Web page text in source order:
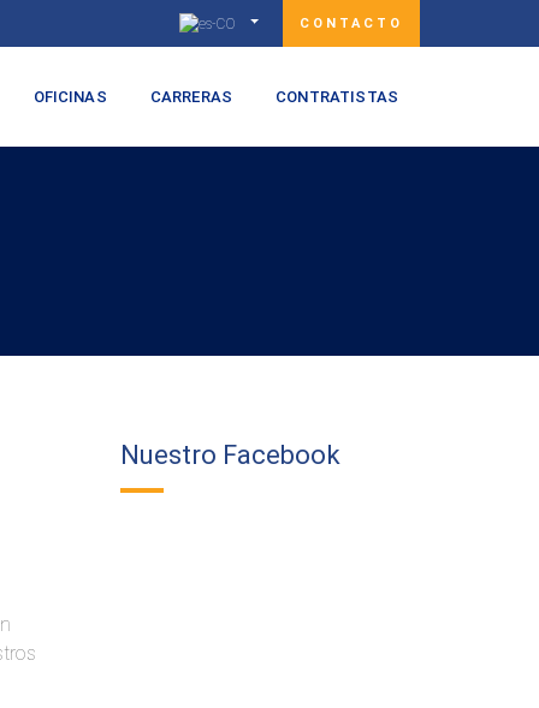
CONTACTO
OFICINAS CARRERAS CONTRATISTAS
Nuestro Facebook